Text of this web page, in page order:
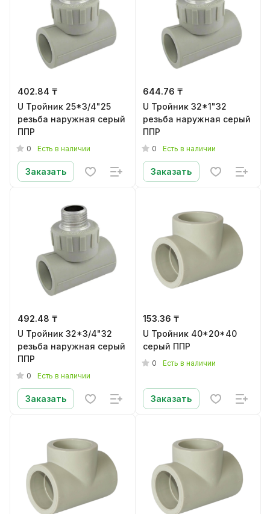
402.84 ₸
U Тройник 25*3/4"25
резьба наружная серый
ППР
0 Есть в наличии
Заказать
644.76 ₸
U Тройник 32*1"32
резьба наружная серый
ППР
0 Есть в наличии
Заказать
492.48 ₸
U Тройник 32*3/4"32
резьба наружная серый
ППР
0 Есть в наличии
Заказать
153.36 ₸
U Тройник 40*20*40
серый ППР
0 Есть в наличии
Заказать